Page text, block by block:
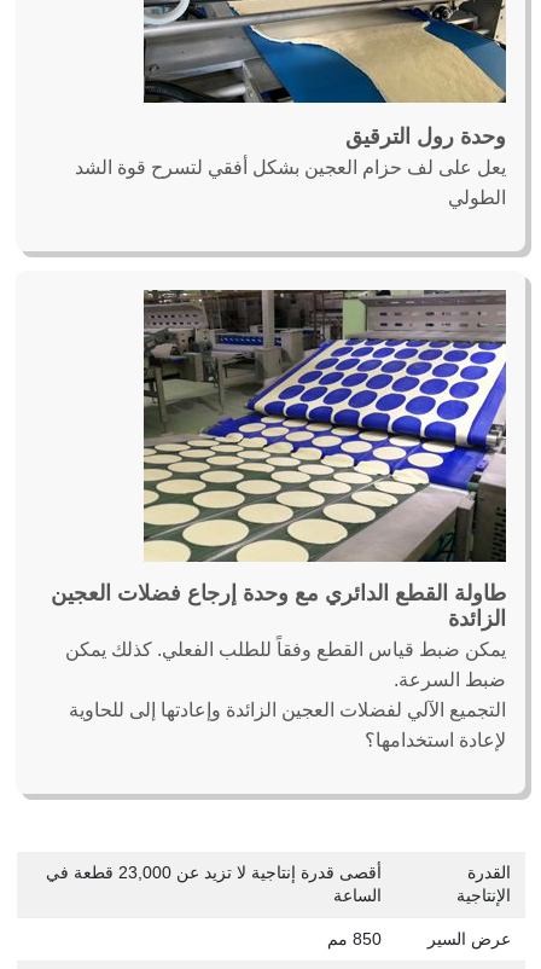
وحدة رول الترقيق
يعل على لف حزام العجين بشكل أفقي لتسرح قوة الشد
الطولي
طاولة القطع الدائري مع وحدة إرجاع فضلات العجين
الزائدة
يمكن ضبط قياس القطع وفقاً للطلب الفعلي. كذلك يمكن
ضبط السرعة.
التجميع الآلي لفضلات العجين الزائدة وإعادتها إلى للحاوية
لإعادة استخدامها؟
القدرة
الإنتاجية
أقصى قدرة إنتاجية لا تزيد عن 23,000 قطعة في
الساعة
عرض السير 850 مم